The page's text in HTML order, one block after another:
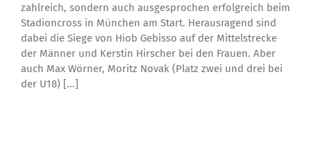
zahlreich, sondern auch ausgesprochen erfolgreich beim
Stadioncross in München am Start. Herausragend sind
dabei die Siege von Hiob Gebisso auf der Mittelstrecke
der Männer und Kerstin Hirscher bei den Frauen. Aber
auch Max Wörner, Moritz Novak (Platz zwei und drei bei
der U18) [...]